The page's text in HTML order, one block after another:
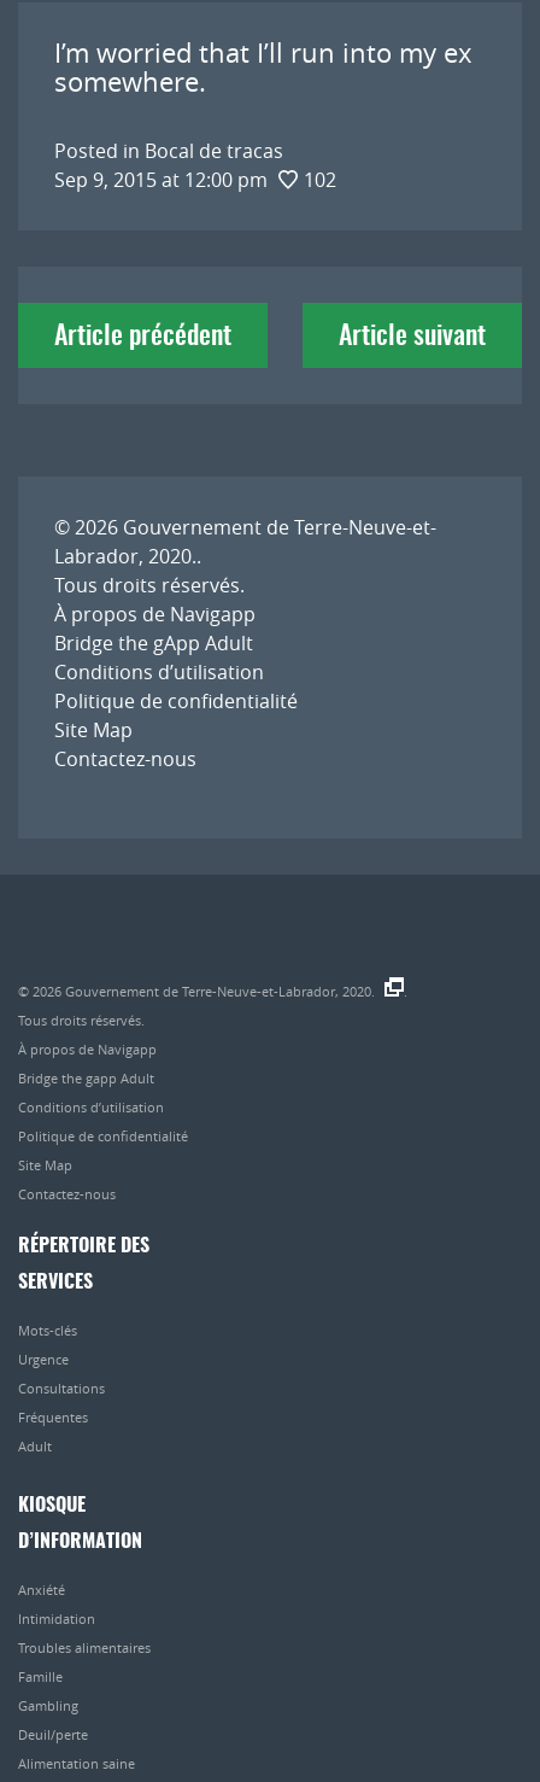
I’m worried that I’ll run into my ex
somewhere.
Posted in Bocal de tracas
Sep 9, 2015 at 12:00 pm
102
Navigation
deArticle précédent Article suivant
© 2026 Gouvernement de Terre-Neuve-et-
Labrador, 2020..
Tous droits réservés.
À propos de Navigapp
Bridge the gApp Adult
Conditions d’utilisation
Politique de confidentialité
Site Map
Contactez-nous
© 2026 Gouvernement de Terre-Neuve-et-Labrador, 2020.
Tous droits réservés.
À propos de Navigapp
Bridge the gapp Adult
Conditions d’utilisation
Politique de confidentialité
Site Map
Contactez-nous
RÉPERTOIRE DES
SERVICES
Mots-clés
Urgence
Consultations
Fréquentes
Adult
KIOSQUE
D’INFORMATION
Anxiété
Intimidation
Troubles alimentaires
Famille
Gambling
Deuil/perte
Alimentation saine